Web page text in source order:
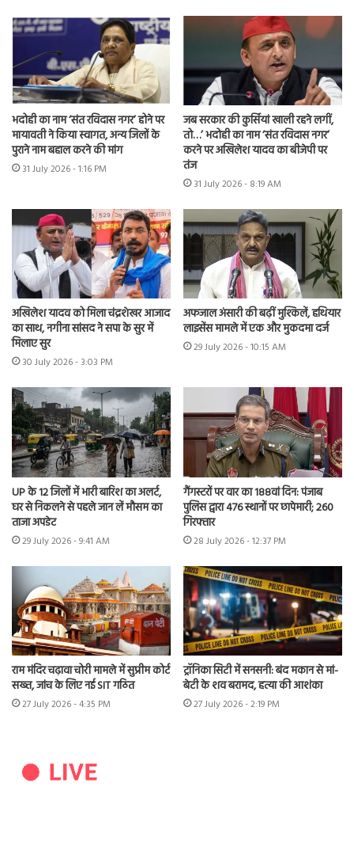
भदोही का नाम ‘संत रविदास नगर’ होने पर
मायावती ने किया स्वागत, अन्य जिलों के
पुराने नाम बहाल करने की मांग
31 July 2026 - 1:16 PM
जब सरकार की कुर्सियां खाली रहने लगीं,
तो…’ भदोही का नाम ‘संत रविदास नगर’
करने पर अखिलेश यादव का बीजेपी पर
तंज
31 July 2026 - 8:19 AM
अखिलेश यादव को मिला चंद्रशेखर आजाद
का साथ, नगीना सांसद ने सपा के सुर में
मिलाए सुर
30 July 2026 - 3:03 PM
अफजाल अंसारी की बढ़ीं मुश्किलें, हथियार
लाइसेंस मामले में एक और मुकदमा दर्ज
29 July 2026 - 10:15 AM
UP के 12 जिलों में भारी बारिश का अलर्ट,
घर से निकलने से पहले जान लें मौसम का
ताजा अपडेट
29 July 2026 - 9:41 AM
गैंगस्टरों पर वार का 188वां दिन: पंजाब
पुलिस द्वारा 476 स्थानों पर छापेमारी; 260
गिरफ्तार
28 July 2026 - 12:37 PM
राम मंदिर चढ़ावा चोरी मामले में सुप्रीम कोर्ट
सख्त, जांच के लिए नई SIT गठित
27 July 2026 - 4:35 PM
ट्रॉनिका सिटी में सनसनी: बंद मकान से मां-
बेटी के शव बरामद, हत्या की आशंका
27 July 2026 - 2:19 PM